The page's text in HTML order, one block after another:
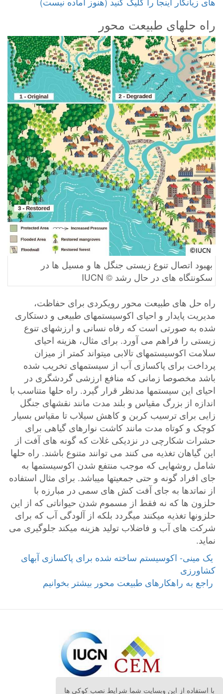
با استفاده از این وبسایت شما شرایط نصب کوکی ها
راه حلهای طبیعت محور
بهبود اتصال تنوع زیستی جنگل ها و مسیل ها در
سکونتگاه های در حال رشد © IUCN
راه حل های طبیعت محور رویکردی برای حفاظت،
مدیریت پایدار و احیای اکوسیستمهای طبیعی و دستکاری
شده به صورتی است که رفاه نسانی و ارزشهای تنوع
زیستی را فراهم می آورد. برای مثال، هزینه احیای
سلامت اکوسیستمهای تالابی میتواند کمتر از میزان
پرداخت برای پاکسازی آب از سیستمهای تخریب شده
باشد مخصوصا زمانی که منافع ارزشی گردشگری در
احیای این سیستمها مدنظر قرار گیرد. راه حلها متناسب با
اندازه از بزرگ مقیاس و بلند مدت مانند نقشهای جنگل
زایی برای ترسیب کربن و کاهش سیلاب تا مقیاس بسیار
کوچک و کوتاه مدت مانند کاشت نوارهای گیاهی برای
حشرات شکارچی در نزدیکی غلات که گونه های آفت از
این گیاهان تغذیه می کنند می توانند متنوع باشند. راه حلها
شامل روشهایی که موجب منتفع شدن اکوسیستمها به
جای افراد گونه و حتی جمعیتها میباشد. برای مثال استفاده
از نماتدها به جای آفت کش های سمی در مبارزه با
حلزون ها که نه فقط از مسموم شدن حیواناتی که از این
حلزونها تغذیه میکنند میگردد بلکه از آلودگی آب که برای
شرکت های آب و فاضلاب تولید هزینه میکند جلوگیری می
نماید.
‎ یک مینی- اکوسیستم ساخته شده برای پاکسازی آبهای
کشاورزی